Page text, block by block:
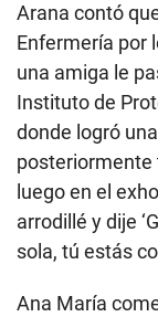
Arana contó
Enfermería por
una amiga le
Instituto de
donde logró
posteriormente
luego en el
arrodillé y dije
sola, tú estás
Ana María